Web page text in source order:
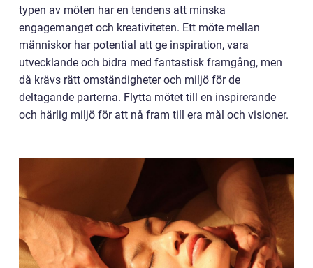
typen av möten har en tendens att minska
engagemanget och kreativiteten. Ett möte mellan
människor har potential att ge inspiration, vara
utvecklande och bidra med fantastisk framgång, men
då krävs rätt omständigheter och miljö för de
deltagande parterna. Flytta mötet till en inspirerande
och härlig miljö för att nå fram till era mål och visioner.